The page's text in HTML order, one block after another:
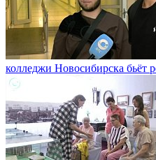
колледжи Новосибирска бьёт